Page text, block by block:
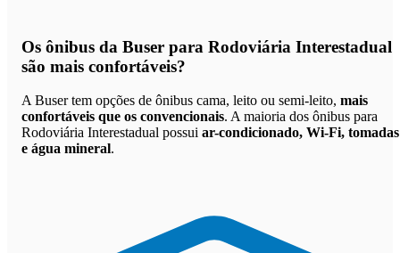
Os ônibus da Buser para Rodoviária Interestadual
são mais confortáveis?
A Buser tem opções de ônibus cama, leito ou semi-leito, mais
confortáveis que os convencionais. A maioria dos ônibus para
Rodoviária Interestadual possui ar-condicionado, Wi-Fi, tomadas
e água mineral.